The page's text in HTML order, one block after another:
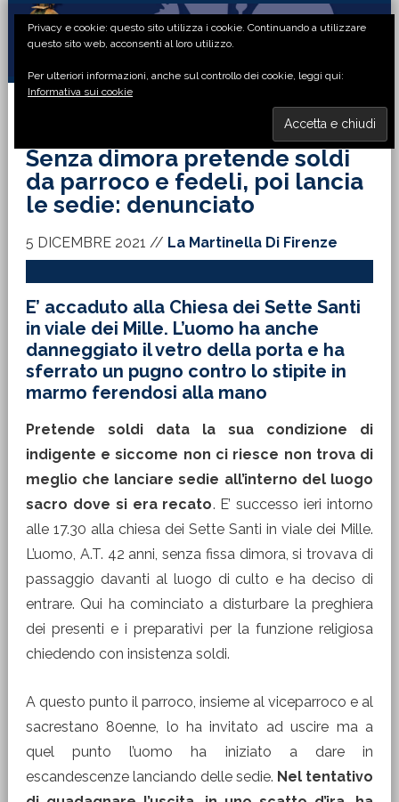
Passa
primaria
Passa
principale
Passa
laterale
Passa
di
Senza dimora pretende soldi
da parroco e fedeli, poi lancia
le sedie: denunciato
5 DICEMBRE 2021 // La Martinella Di Firenze
E’ accaduto alla Chiesa dei Sette Santi
in viale dei Mille. L’uomo ha anche
danneggiato il vetro della porta e ha
sferrato un pugno contro lo stipite in
marmo ferendosi alla mano
Pretende soldi data la sua condizione di
indigente e siccome non ci riesce non trova di
meglio che lanciare sedie all’interno del luogo
sacro dove si era recato. E’ successo ieri intorno
alle 17.30 alla chiesa dei Sette Santi in viale dei Mille.
L’uomo, A.T. 42 anni, senza fissa dimora, si trovava di
passaggio davanti al luogo di culto e ha deciso di
entrare. Qui ha cominciato a disturbare la preghiera
dei presenti e i preparativi per la funzione religiosa
chiedendo con insistenza soldi.
A questo punto il parroco, insieme al viceparroco e al
sacrestano 80enne, lo ha invitato ad uscire ma a
quel punto l’uomo ha iniziato a dare in
escandescenze lanciando delle sedie. Nel tentativo
Privacy e cookie: questo sito utilizza i cookie. Continuando a utilizzare
questo sito web, acconsenti al loro utilizzo.
Per ulteriori informazioni, anche sul controllo dei cookie, leggi qui:
Informativa sui cookie